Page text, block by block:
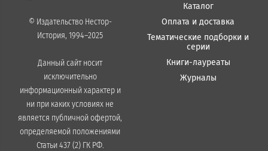
© Издательство Нестор-
История, 1994–2025
Данный сайт носит
исключительно
информационный характер и
ни при каких условиях не
является публичной офертой,
определяемой положениями
Статьи 437 (2) ГК РФ.
Каталог
Оплата и доставка
Тематические подборки и
серии
Книги-лауреаты
Журналы